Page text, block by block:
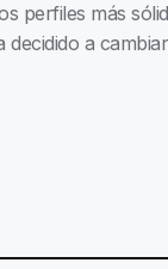
perfiles más
a